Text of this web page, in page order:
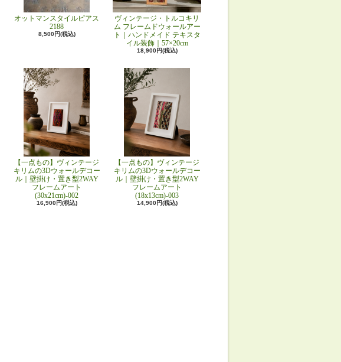
オットマンスタイルピアス
2188
8,500円(税込)
ヴィンテージ・トルコキリ
ム フレームドウォールアー
ト｜ハンドメイド テキスタ
イル装飾｜57×20cm
18,900円(税込)
【一点もの】ヴィンテージ
キリムの3Dウォールデコー
ル｜壁掛け・置き型2WAY
フレームアート
(30x21cm)-002
16,900円(税込)
【一点もの】ヴィンテージ
キリムの3Dウォールデコー
ル｜壁掛け・置き型2WAY
フレームアート
(18x13cm)-003
14,900円(税込)